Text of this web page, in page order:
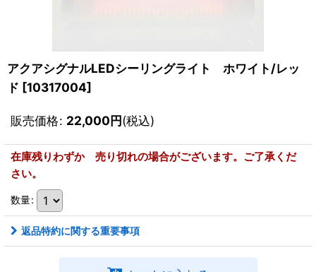
アクアシグナルLEDシーリングライト ホワイト/レッ
ド [10317004]
販売価格: 22,000円(税込)
在庫残りわずか 売り切れの場合がございます。ご了承くだ
さい。
数量:
返品特約に関する重要事項